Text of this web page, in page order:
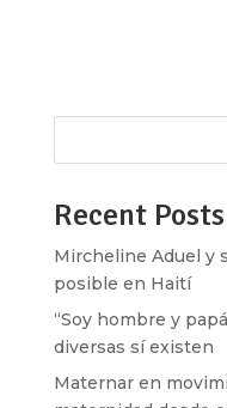
Recent Posts
Mircheline Aduel y
posible en Haití
“Soy hombre y
diversas sí existen
Maternar en